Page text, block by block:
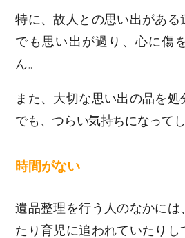
特に、故人との思い出がある
でも思い出が過り、心に傷
ん。
また、大切な思い出の品を
でも、つらい気持ちになって
時間がない
遺品整理を行う人のなかには
たり育児に追われていたり